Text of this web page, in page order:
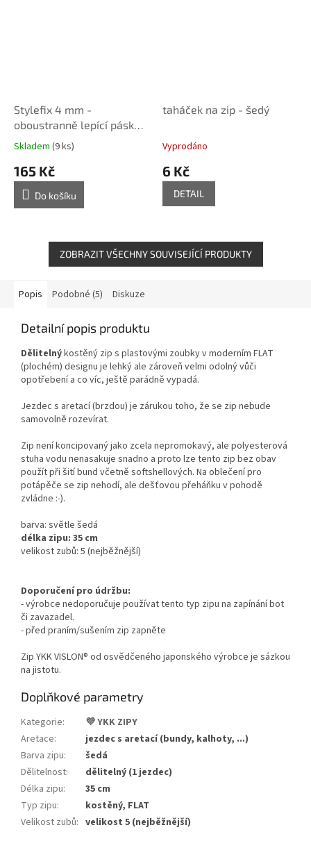
Stylefix 4 mm -
oboustranně lepící páska
na textil, 50 m
Skladem (9 ks)
165 Kč
Do košíku
taháček na zip - šedý
Vyprodáno
6 Kč
DETAIL
ZOBRAZIT VŠECHNY SOUVISEJÍCÍ PRODUKTY
Popis Podobné (5) Diskuze
Detailní popis produktu
Dělitelnýkostěný zip s plastovými zoubky v moderním FLAT
(plochém) designu je lehký ale zároveň velmi odolný vůči
opotřebení a co víc, ještě parádně vypadá.
Jezdec s aretací (brzdou) je zárukou toho, že se zip nebude
samovolně rozevírat.
Zip není koncipovaný jako zcela nepromokavý, ale polyesterová
stuha vodu nenasakuje snadno a proto lze tento zip bez obav
použít při šití bund včetně softshellových. Na oblečení pro
potápěče se zip nehodí, ale dešťovou přeháňku v pohodě
zvládne :-).
barva: světle šedá
délka zipu: 35 cm
velikost zubů: 5 (nejběžnější)
Doporučení pro údržbu:
- výrobce nedoporučuje používat tento typ zipu na zapínání bot
či zavazadel.
- před praním/sušením zip zapněte
Zip YKK VISLON® od osvědčeného japonského výrobce je sázkou
na jistotu.
Doplňkové parametry
Kategorie:
💜 YKK ZIPY
Aretace:
jezdec s aretací (bundy, kalhoty, ...)
Barva zipu:
šedá
Dělitelnost:
dělitelný (1 jezdec)
Délka zipu:
35 cm
Typ zipu:
kostěný, FLAT
Velikost zubů: velikost 5 (nejběžnější)